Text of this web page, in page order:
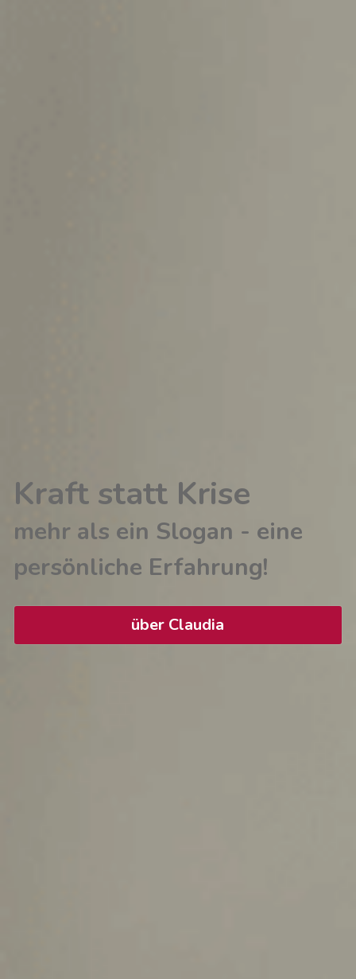
Kraft statt Krise
mehr als ein Slogan - eine
persönliche Erfahrung!
über Claudia